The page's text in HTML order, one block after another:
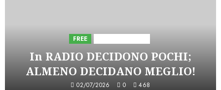
FREE
In RADIO DECIDONO POCHI;
ALMENO DECIDANO MEGLIO!
02/07/2026 0 468